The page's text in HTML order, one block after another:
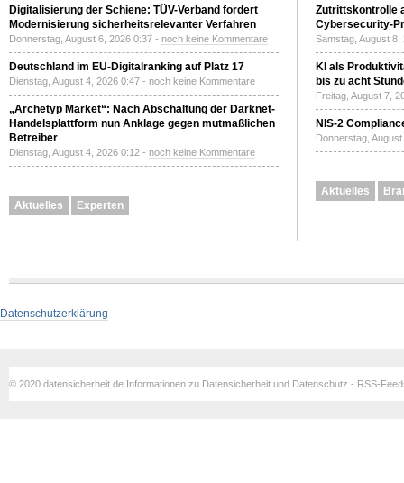
Digitalisierung der Schiene: TÜV-Verband fordert
Modernisierung sicherheitsrelevanter Verfahren
Donnerstag, August 6, 2026 0:37 - noch keine Kommentare
Deutschland im EU-Digitalranking auf Platz 17
Dienstag, August 4, 2026 0:47 - noch keine Kommentare
„Archetyp Market“: Nach Abschaltung der Darknet-
Handelsplattform nun Anklage gegen mutmaßlichen
Betreiber
Dienstag, August 4, 2026 0:12 - noch keine Kommentare
Aktuelles Experten
Zutrittskontrolle
Cybersecurity-
Samstag, August
KI als
bis zu acht
Freitag, August 7,
NIS-2
Donnerstag,
Aktuelles
Datenschutzerklärung
© 2020 datensicherheit.de Informationen zu Datensicherheit und Datenschutz - RSS-